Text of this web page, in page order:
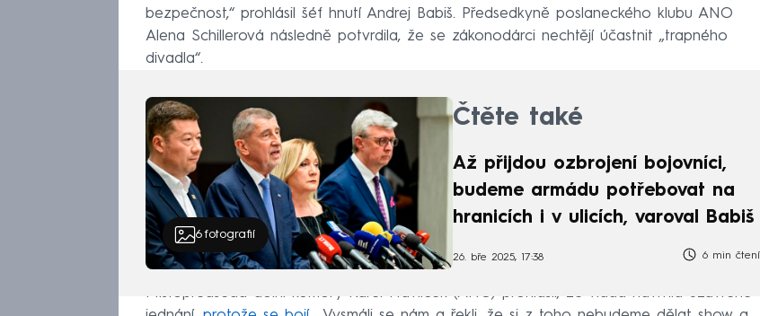
bezpečnost,“ prohlásil šéf hnutí Andrej Babiš. Předsedkyně poslaneckého klubu ANO
Alena Schillerová následně potvrdila, že se zákonodárci nechtějí účastnit „trapného
divadla“.
6fotografií
Čtěte také
Až přijdou ozbrojení bojovníci,
budeme armádu potřebovat na
hranicích i v ulicích, varoval Babiš
26. bře 2025, 17:38 6 min čtení
Místopředseda dolní komory Karel Havlíček (ANO) prohlásil, že vláda navrhla uzavřené